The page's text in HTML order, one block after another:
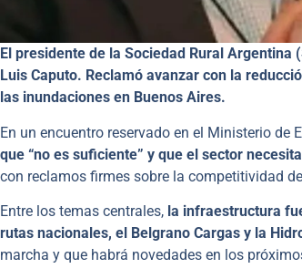
El presidente de la Sociedad Rural
Luis Caputo. Reclamó avanzar con la
las inundaciones en Buenos Aires.
En un encuentro reservado en el Ministerio de
que “no es suficiente” y que el sector
con reclamos firmes sobre la competitividad
Entre los temas centrales, la infraestructura
rutas nacionales, el Belgrano Cargas y la
marcha y que habrá novedades en los